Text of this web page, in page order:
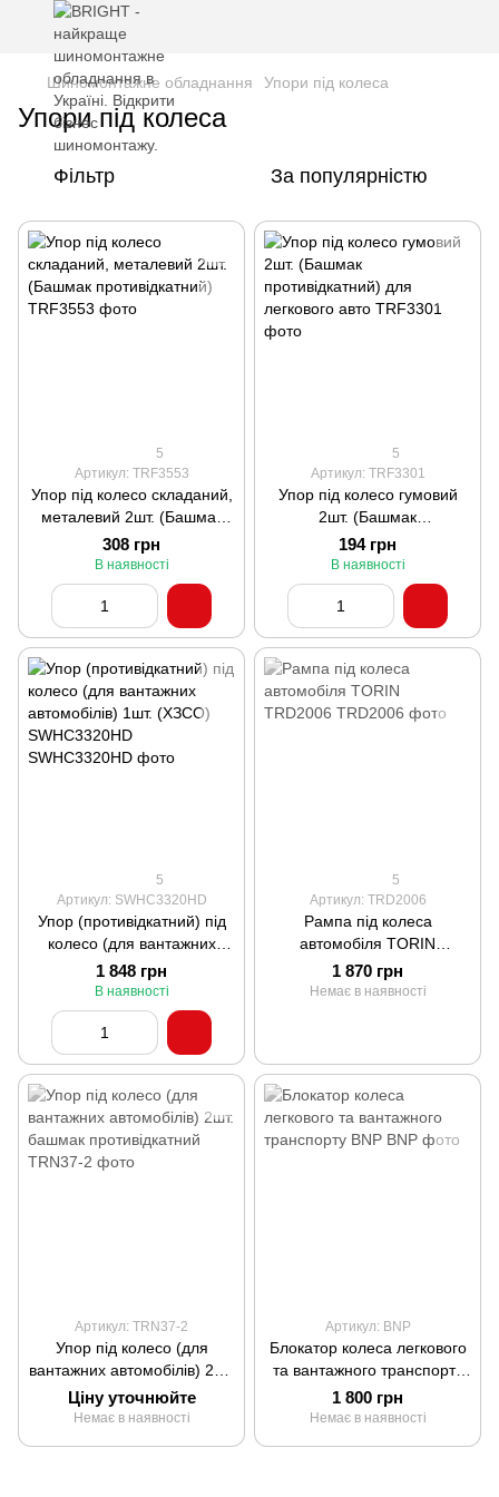
Шиномонтажне обладнання Упори під колеса
Упори під колеса
Фільтр За популярністю
5
Артикул: TRF3553
Упор під колесо складаний,
металевий 2шт. (Башмак
противідкатний)
308 грн
В наявності
5
Артикул: TRF3301
Упор під колесо гумовий
2шт. (Башмак
противідкатний) для
легкового авто
194 грн
В наявності
5
Артикул: SWHC3320HD
Упор (противідкатний) під
колесо (для вантажних
автомобілів) 1шт. (ХЗСО)
SWHC3320HD
1 848 грн
В наявності
5
Артикул: TRD2006
Рампа під колеса
автомобіля TORIN
TRD2006
1 870 грн
Немає в наявності
Артикул: TRN37-2
Упор під колесо (для
вантажних автомобілів) 2шт.
башмак противідкатний
Ціну уточнюйте
Немає в наявності
Артикул: BNP
Блокатор колеса легкового
та вантажного транспорту
BNP
1 800 грн
Немає в наявності